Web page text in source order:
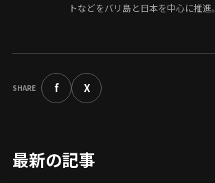
SHARE f X
トなどをバリ島と日本を中心に推進。
最新の記事